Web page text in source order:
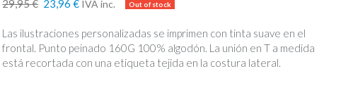
29,95 € 23,96 € IVA inc.
Las ilustraciones personalizadas se imprimen con tinta suave en el
frontal. Punto peinado 160G 100% algodón. La unión en T a medida
está recortada con una etiqueta tejida en la costura lateral.